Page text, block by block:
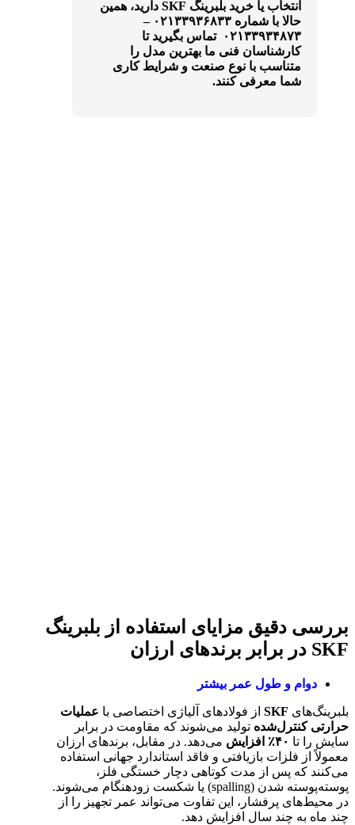
انتخاب یا خرید بلبرینگ SKF دارید، همین
حالا با شماره ۰۲۱۳۳۹۳۶۸۳۳ –
۰۲۱۳۳۹۳۴۸۷۳ تماس بگیرید تا
کارشناسان فنی ما بهترین مدل را
متناسب با نوع صنعت و شرایط کاری
شما معرفی کنند.
بررسی دقیق مزایای استفاده از بلبرینگ
SKF در برابر برندهای ارزان
دوام و طول عمر بیشتر
بلبرینگ‌های SKF از فولادهای آلیاژی اختصاصی با عملیات
حرارتی کنترل‌شده تولید می‌شوند که مقاومت در برابر
سایش را تا ۴۰٪ افزایش می‌دهد. در مقابل، برندهای ارزان
معمولاً از فلزات بازیافتی و فاقد استاندارد جهانی استفاده
می‌کنند که پس از مدت کوتاهی دچار خستگی فلز،
پوسته‌پوسته شدن (spalling) یا شکست زودهنگام می‌شوند.
در محیط‌های پرفشار، این تفاوت می‌تواند عمر تجهیز را از
چند ماه به چند سال افزایش دهد.